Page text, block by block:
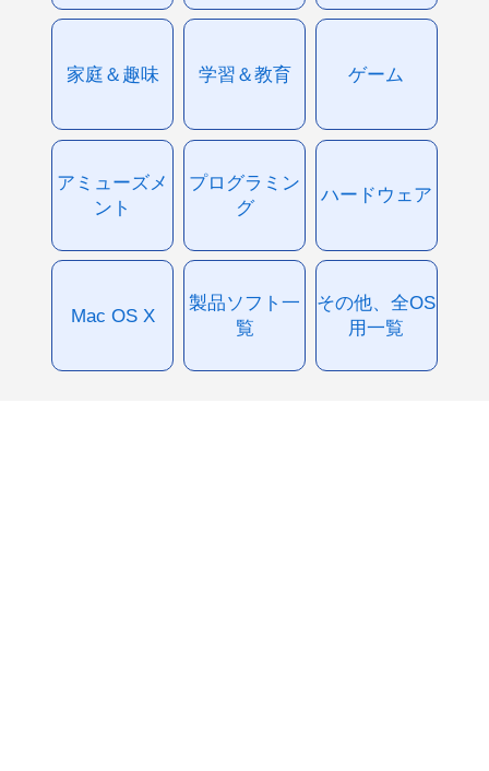
家庭＆趣味 学習＆教育 ゲーム
アミューズメ
ント
プログラミン
グ
ハードウェア
Mac OS X
製品ソフト一
覧
その他、全OS
用一覧